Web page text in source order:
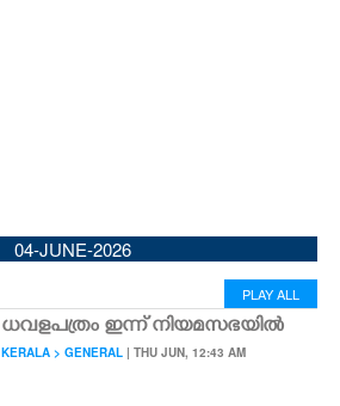
04-JUNE-2026
PLAY ALL
ധവളപത്രം ഇന്ന് നിയമസഭയിൽ
KERALA > GENERAL | THU JUN, 12:43 AM